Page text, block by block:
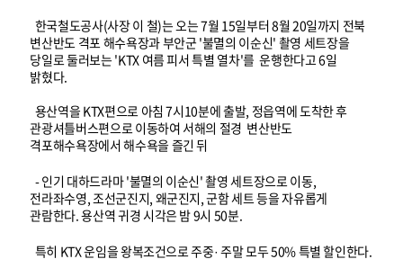
한국철도공사(사장 이 철)는 오는 7월 15일부터 8월 20일까지 전북
변산반도 격포 해수욕장과 부안군 '불멸의 이순신' 촬영 세트장을
당일로 둘러보는 'KTX 여름 피서 특별 열차'를 운행한다고 6일
밝혔다.
용산역을 KTX편으로 아침 7시10분에 출발, 정읍역에 도착한 후
관광셔틀버스편으로 이동하여 서해의 절경 변산반도
격포해수욕장에서 해수욕을 즐긴 뒤
- 인기 대하드라마 '불멸의 이순신' 촬영 세트장으로 이동,
전라좌수영, 조선군진지, 왜군진지, 군함 세트 등을 자유롭게
관람한다. 용산역 귀경 시각은 밤 9시 50분.
특히 KTX 운임을 왕복조건으로 주중· 주말 모두 50% 특별 할인한다.